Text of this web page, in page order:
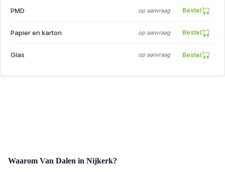
PMD op aanvraag Bestel
Papier en karton op aanvraag Bestel
Glas op aanvraag Bestel
Waarom Van Dalen in Nijkerk?